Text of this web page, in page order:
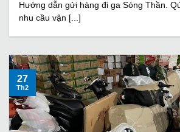
Hướng dẫn gửi hàng đi ga Sóng Thần.
nhu cầu vận [...]
27
Th2